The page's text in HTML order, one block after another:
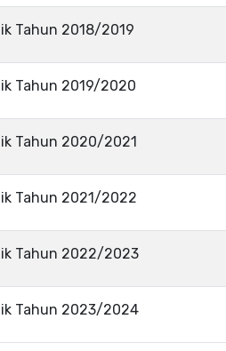
Tahun 2018/2019
Tahun 2019/2020
Tahun 2020/2021
Tahun 2021/2022
Tahun 2022/2023
Tahun 2023/2024